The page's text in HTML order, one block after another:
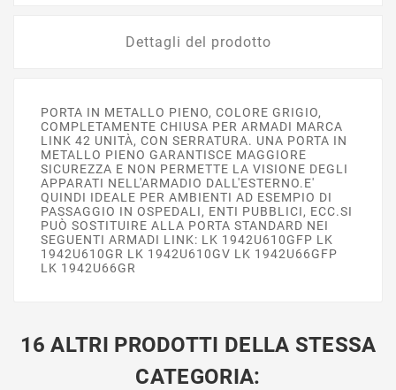
Dettagli del prodotto
PORTA IN METALLO PIENO, COLORE GRIGIO,
COMPLETAMENTE CHIUSA PER ARMADI MARCA
LINK 42 UNITÀ, CON SERRATURA. UNA PORTA IN
METALLO PIENO GARANTISCE MAGGIORE
SICUREZZA E NON PERMETTE LA VISIONE DEGLI
APPARATI NELL'ARMADIO DALL'ESTERNO.E'
QUINDI IDEALE PER AMBIENTI AD ESEMPIO DI
PASSAGGIO IN OSPEDALI, ENTI PUBBLICI, ECC.SI
PUÒ SOSTITUIRE ALLA PORTA STANDARD NEI
SEGUENTI ARMADI LINK: LK 1942U610GFP LK
1942U610GR LK 1942U610GV LK 1942U66GFP
LK 1942U66GR
16 ALTRI PRODOTTI DELLA STESSA
CATEGORIA: